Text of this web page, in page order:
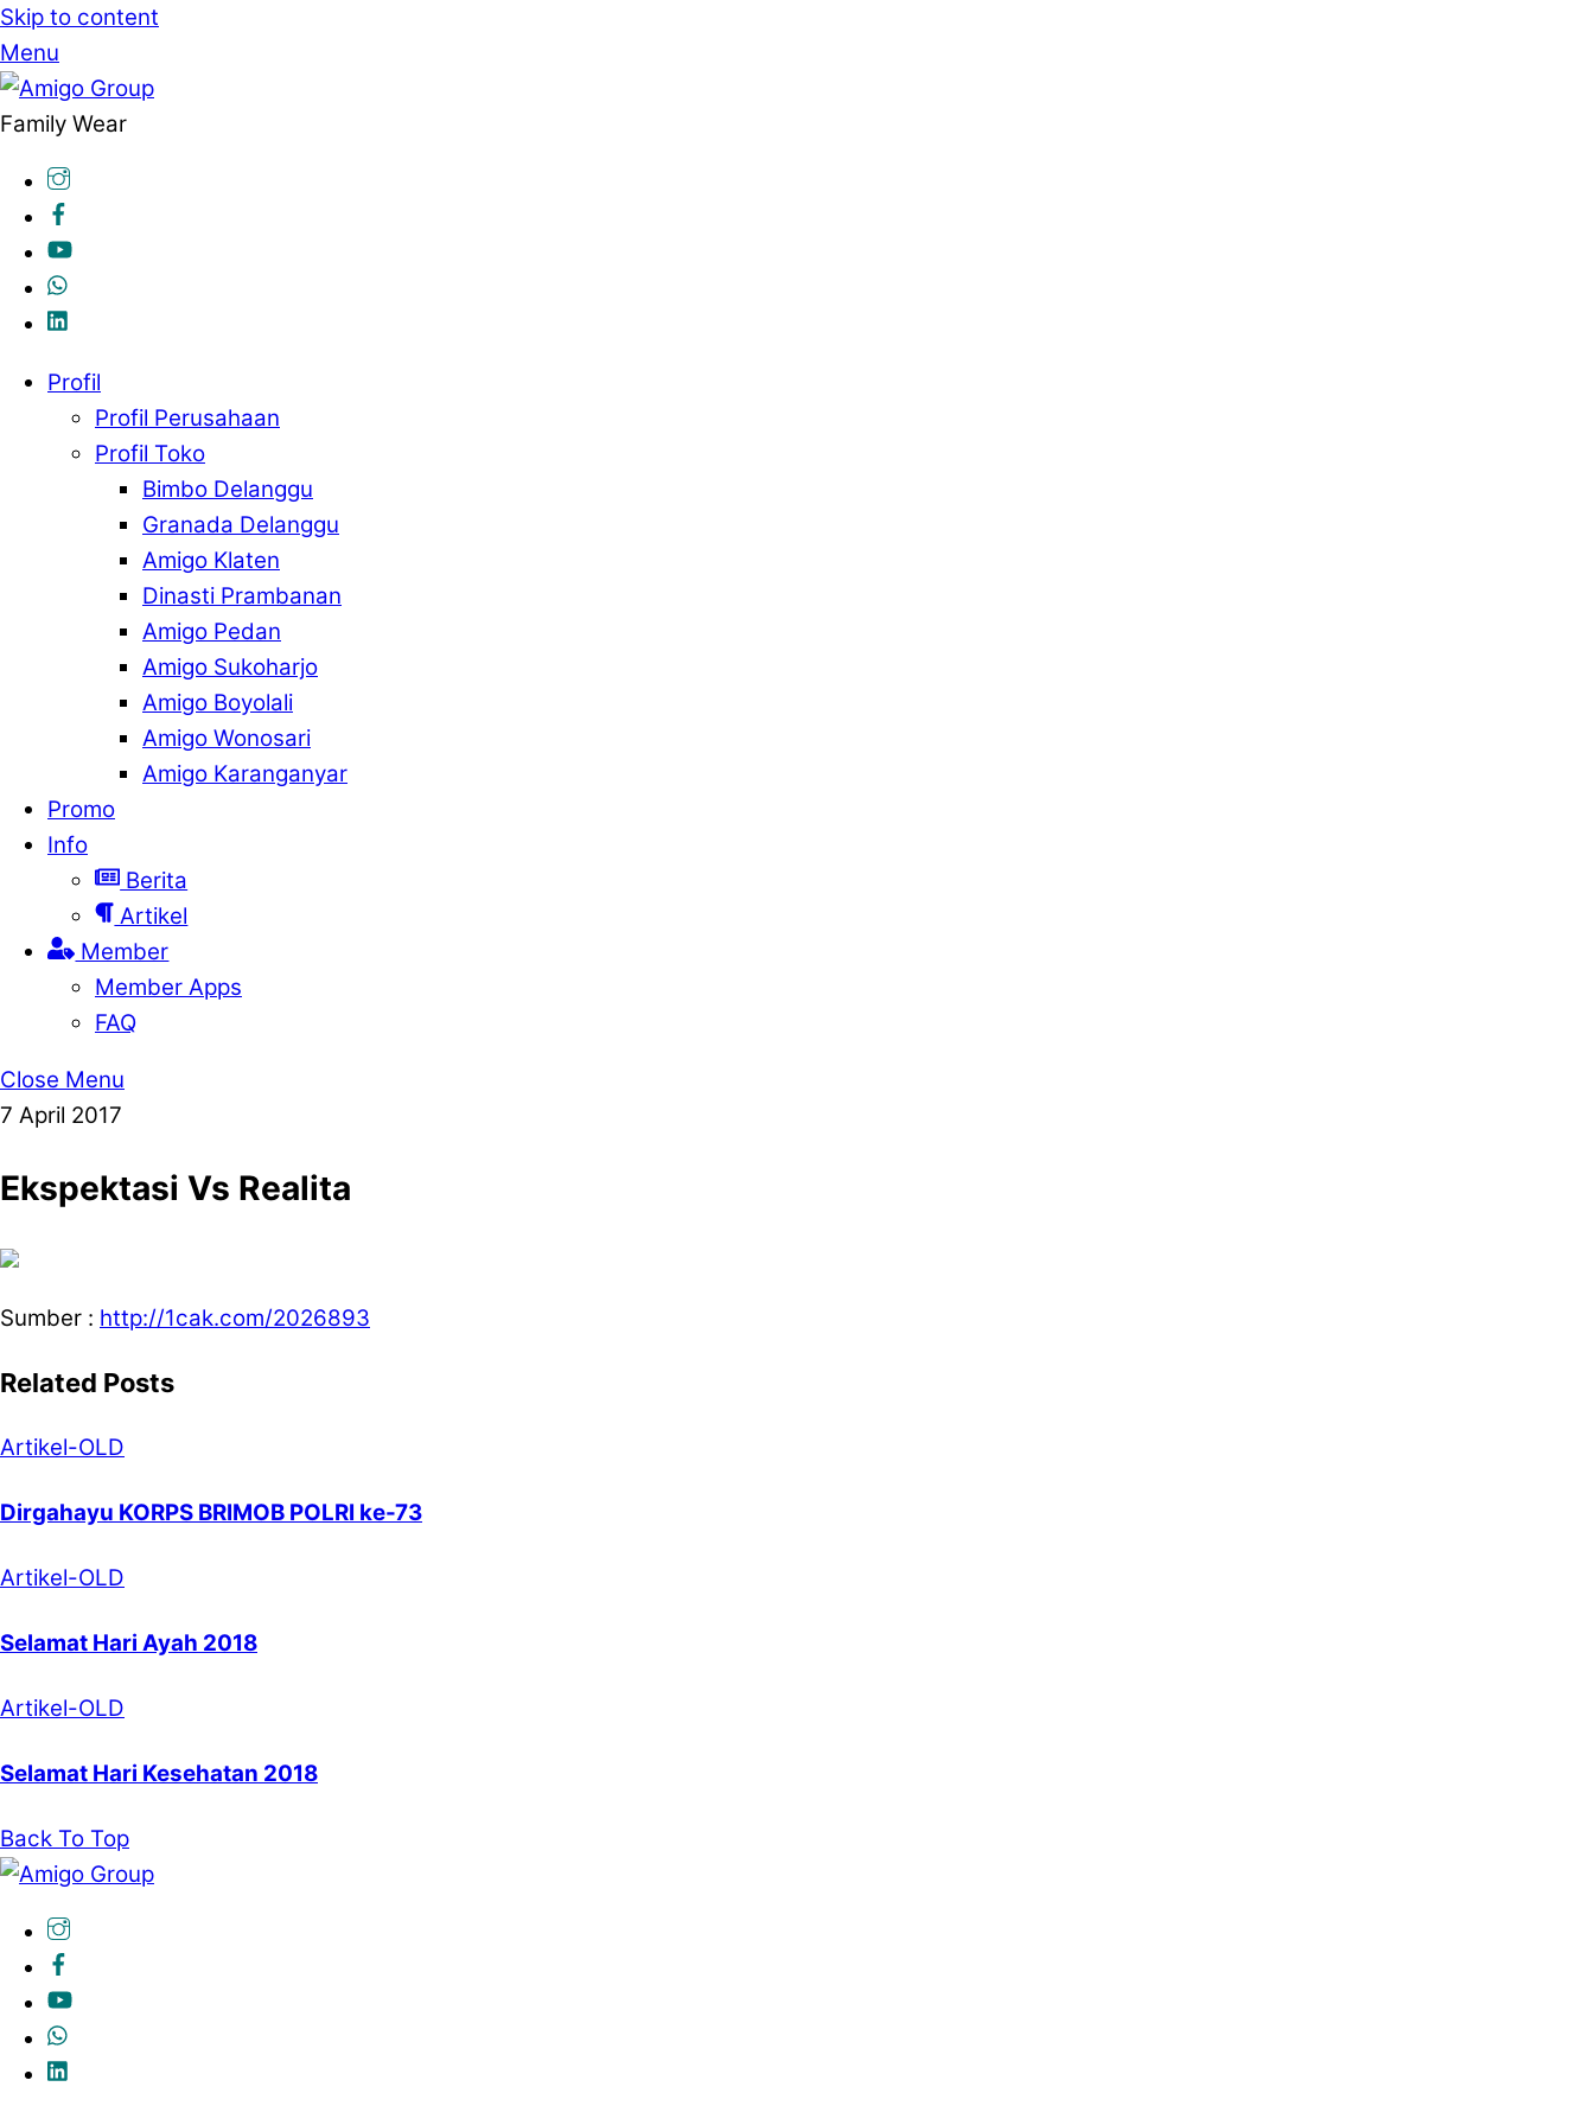
Skip to content
Menu
Family Wear
Profil
Profil Perusahaan
Profil Toko
Bimbo Delanggu
Granada Delanggu
Amigo Klaten
Dinasti Prambanan
Amigo Pedan
Amigo Sukoharjo
Amigo Boyolali
Amigo Wonosari
Amigo Karanganyar
Promo
Info
Berita
Artikel
Member
Member Apps
FAQ
Close Menu
7 April 2017
Ekspektasi Vs Realita
Sumber : http://1cak.com/2026893
Related Posts
Artikel-OLD
Dirgahayu KORPS BRIMOB POLRI ke-73
Artikel-OLD
Selamat Hari Ayah 2018
Artikel-OLD
Selamat Hari Kesehatan 2018
Back To Top